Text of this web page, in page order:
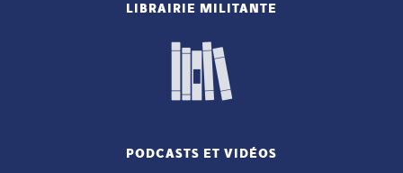
LIBRAIRIE MILITANTE
PODCASTS ET VIDÉOS